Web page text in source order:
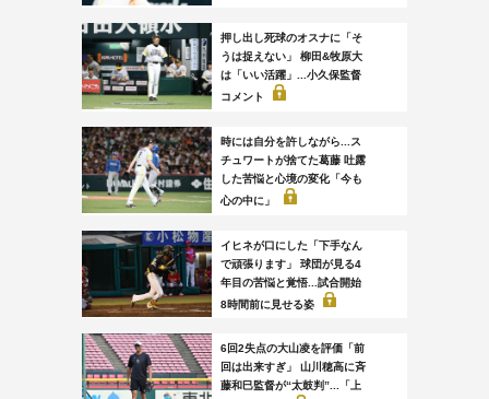
押し出し死球のオスナに「そ
うは捉えない」 柳田&牧原大
は「いい活躍」...小久保監督
コメント
時には自分を許しながら...ス
チュワートが捨てた葛藤 吐露
した苦悩と心境の変化「今も
心の中に」
イヒネが口にした「下手なん
で頑張ります」 球団が見る4
年目の苦悩と覚悟...試合開始
8時間前に見せる姿
6回2失点の大山凌を評価「前
回は出来すぎ」 山川穂高に斉
藤和巳監督が“太鼓判”...「上